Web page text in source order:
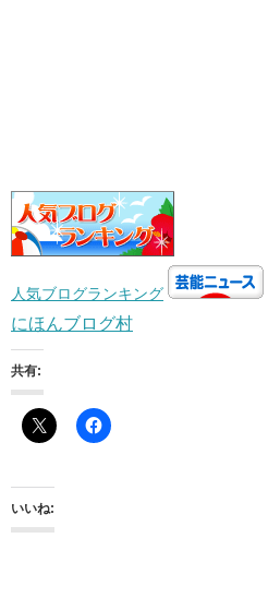
人気ブログランキング
にほんブログ村
共有:
いいね: